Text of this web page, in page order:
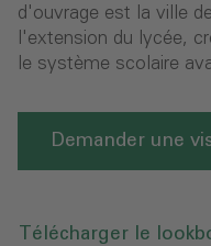
d'ouvrage est la ville
l'extension du lycée,
le système scolaire
Demander une
Télécharger le